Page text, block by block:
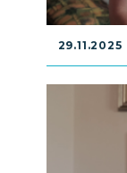
29.11.2025